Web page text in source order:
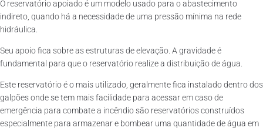
O reservatório apoiado é um modelo usado para o abastecimento
indireto, quando há a necessidade de uma pressão mínima na rede
hidráulica.
Seu apoio fica sobre as estruturas de elevação. A gravidade é
fundamental para que o reservatório realize a distribuição de água.
Este reservatório é o mais utilizado, geralmente fica instalado dentro dos
galpões onde se tem mais facilidade para acessar em caso de
emergência para combate a incêndio são reservatórios construídos
especialmente para armazenar e bombear uma quantidade de água em